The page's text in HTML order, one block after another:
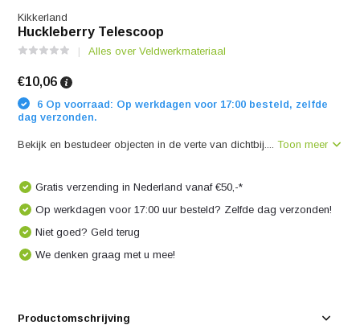
Kikkerland
Huckleberry Telescoop
Alles over Veldwerkmateriaal
€10,06
6 Op voorraad: Op werkdagen voor 17:00 besteld, zelfde
dag verzonden.
Bekijk en bestudeer objecten in de verte van dichtbij....Toon meer
Gratis verzending in Nederland vanaf €50,-*
Op werkdagen voor 17:00 uur besteld? Zelfde dag verzonden!
Niet goed? Geld terug
We denken graag met u mee!
Productomschrijving